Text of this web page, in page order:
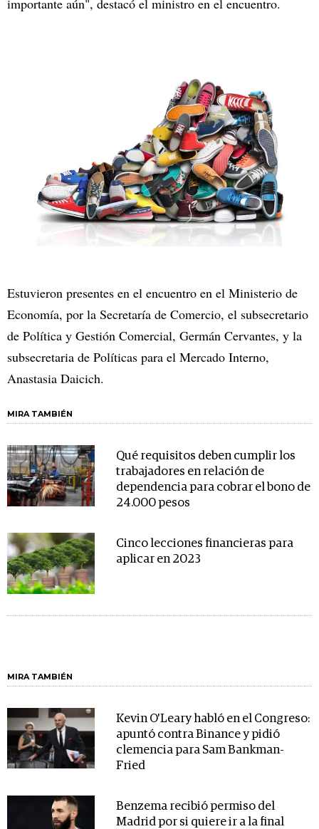
Estuvieron presentes en el encuentro en el Ministerio de
Economía, por la Secretaría de Comercio, el subsecretario
de Política y Gestión Comercial, Germán Cervantes, y la
subsecretaria de Políticas para el Mercado Interno,
Anastasia Daicich.
MIRA TAMBIÉN
Qué requisitos deben cumplir los
trabajadores en relación de
dependencia para cobrar el bono de
24.000 pesos
Cinco lecciones financieras para
aplicar en 2023
MIRA TAMBIÉN
Kevin O'Leary habló en el Congreso:
apuntó contra Binance y pidió
clemencia para Sam Bankman-
Fried
Benzema recibió permiso del
Madrid por si quiere ir a la final